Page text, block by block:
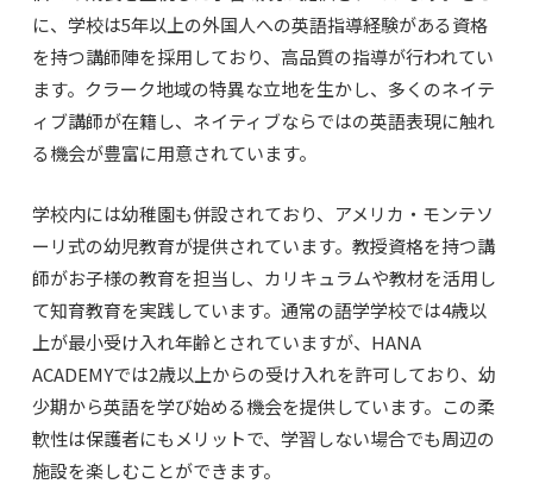
に、学校は5年以上の外国人への英語指導経験がある資格
を持つ講師陣を採用しており、高品質の指導が行われてい
ます。クラーク地域の特異な立地を生かし、多くのネイテ
ィブ講師が在籍し、ネイティブならではの英語表現に触れ
る機会が豊富に用意されています。
学校内には幼稚園も併設されており、アメリカ・モンテソ
ーリ式の幼児教育が提供されています。教授資格を持つ講
師がお子様の教育を担当し、カリキュラムや教材を活用し
て知育教育を実践しています。通常の語学学校では4歳以
上が最小受け入れ年齢とされていますが、HANA
ACADEMYでは2歳以上からの受け入れを許可しており、幼
少期から英語を学び始める機会を提供しています。この柔
軟性は保護者にもメリットで、学習しない場合でも周辺の
施設を楽しむことができます。